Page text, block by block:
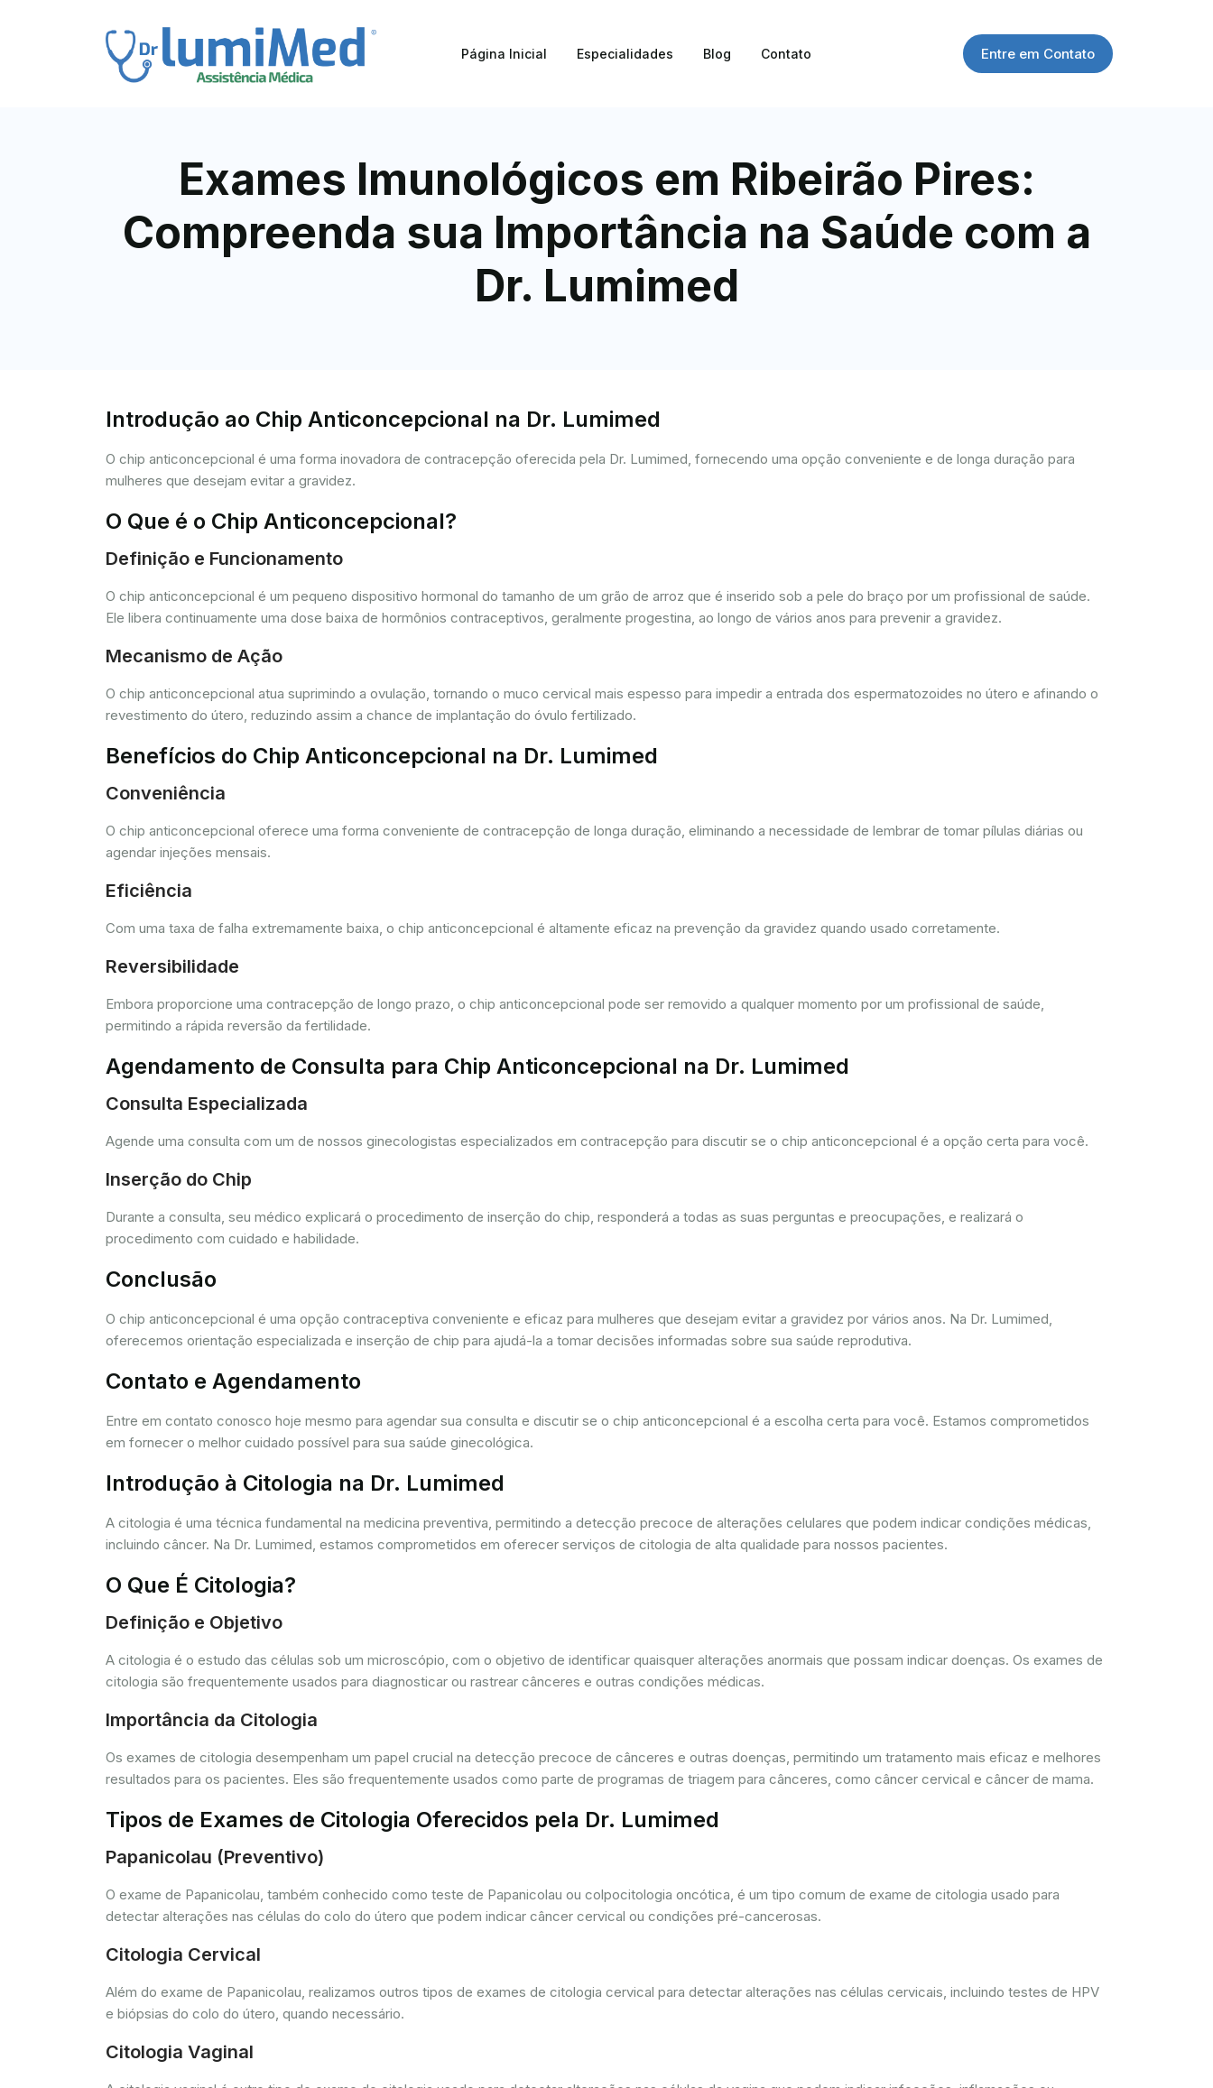
Página Inicial Especialidades Blog Contato Entre em Contato
Exames Imunológicos em Ribeirão Pires:
Compreenda sua Importância na Saúde com a
Dr. Lumimed
Introdução ao Chip Anticoncepcional na Dr. Lumimed
O chip anticoncepcional é uma forma inovadora de contracepção oferecida pela Dr. Lumimed, fornecendo uma opção conveniente e de longa duração para
mulheres que desejam evitar a gravidez.
O Que é o Chip Anticoncepcional?
Definição e Funcionamento
O chip anticoncepcional é um pequeno dispositivo hormonal do tamanho de um grão de arroz que é inserido sob a pele do braço por um profissional de saúde.
Ele libera continuamente uma dose baixa de hormônios contraceptivos, geralmente progestina, ao longo de vários anos para prevenir a gravidez.
Mecanismo de Ação
O chip anticoncepcional atua suprimindo a ovulação, tornando o muco cervical mais espesso para impedir a entrada dos espermatozoides no útero e afinando o
revestimento do útero, reduzindo assim a chance de implantação do óvulo fertilizado.
Benefícios do Chip Anticoncepcional na Dr. Lumimed
Conveniência
O chip anticoncepcional oferece uma forma conveniente de contracepção de longa duração, eliminando a necessidade de lembrar de tomar pílulas diárias ou
agendar injeções mensais.
Eficiência
Com uma taxa de falha extremamente baixa, o chip anticoncepcional é altamente eficaz na prevenção da gravidez quando usado corretamente.
Reversibilidade
Embora proporcione uma contracepção de longo prazo, o chip anticoncepcional pode ser removido a qualquer momento por um profissional de saúde,
permitindo a rápida reversão da fertilidade.
Agendamento de Consulta para Chip Anticoncepcional na Dr. Lumimed
Consulta Especializada
Agende uma consulta com um de nossos ginecologistas especializados em contracepção para discutir se o chip anticoncepcional é a opção certa para você.
Inserção do Chip
Durante a consulta, seu médico explicará o procedimento de inserção do chip, responderá a todas as suas perguntas e preocupações, e realizará o
procedimento com cuidado e habilidade.
Conclusão
O chip anticoncepcional é uma opção contraceptiva conveniente e eficaz para mulheres que desejam evitar a gravidez por vários anos. Na Dr. Lumimed,
oferecemos orientação especializada e inserção de chip para ajudá-la a tomar decisões informadas sobre sua saúde reprodutiva.
Contato e Agendamento
Entre em contato conosco hoje mesmo para agendar sua consulta e discutir se o chip anticoncepcional é a escolha certa para você. Estamos comprometidos
em fornecer o melhor cuidado possível para sua saúde ginecológica.
Introdução à Citologia na Dr. Lumimed
A citologia é uma técnica fundamental na medicina preventiva, permitindo a detecção precoce de alterações celulares que podem indicar condições médicas,
incluindo câncer. Na Dr. Lumimed, estamos comprometidos em oferecer serviços de citologia de alta qualidade para nossos pacientes.
O Que É Citologia?
Definição e Objetivo
A citologia é o estudo das células sob um microscópio, com o objetivo de identificar quaisquer alterações anormais que possam indicar doenças. Os exames de
citologia são frequentemente usados para diagnosticar ou rastrear cânceres e outras condições médicas.
Importância da Citologia
Os exames de citologia desempenham um papel crucial na detecção precoce de cânceres e outras doenças, permitindo um tratamento mais eficaz e melhores
resultados para os pacientes. Eles são frequentemente usados como parte de programas de triagem para cânceres, como câncer cervical e câncer de mama.
Tipos de Exames de Citologia Oferecidos pela Dr. Lumimed
Papanicolau (Preventivo)
O exame de Papanicolau, também conhecido como teste de Papanicolau ou colpocitologia oncótica, é um tipo comum de exame de citologia usado para
detectar alterações nas células do colo do útero que podem indicar câncer cervical ou condições pré-cancerosas.
Citologia Cervical
Além do exame de Papanicolau, realizamos outros tipos de exames de citologia cervical para detectar alterações nas células cervicais, incluindo testes de HPV
e biópsias do colo do útero, quando necessário.
Citologia Vaginal